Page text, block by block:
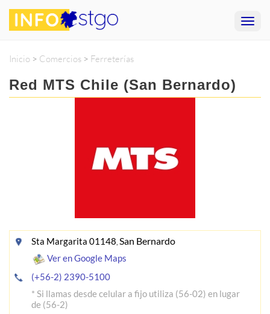
Inicio > Comercios > Ferreterías
Red MTS Chile (San Bernardo)
Sta Margarita 01148,San Bernardo
Ver en Google Maps
(+56-2) 2390-5100
* Si llamas desde celular a fijo utiliza (56-02) en lugar
de (56-2)